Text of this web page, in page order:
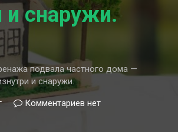
и снаружи.
подвала частного дома —
и снаружи.
Комментариев кнет